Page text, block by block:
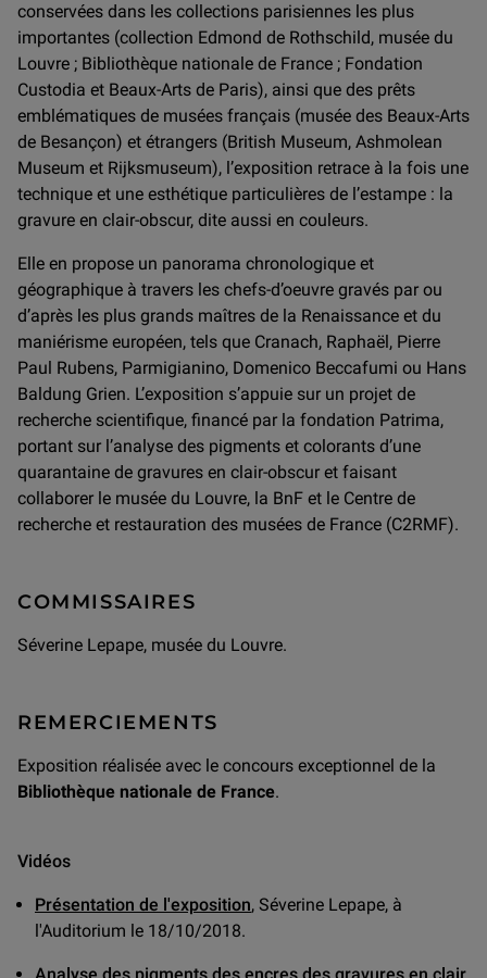
conservées dans les collections parisiennes les plus
importantes (collection Edmond de Rothschild, musée du
Louvre ; Bibliothèque nationale de France ; Fondation
Custodia et Beaux-Arts de Paris), ainsi que des prêts
emblématiques de musées français (musée des Beaux-Arts
de Besançon) et étrangers (British Museum, Ashmolean
Museum et Rijksmuseum), l’exposition retrace à la fois une
technique et une esthétique particulières de l’estampe : la
gravure en clair-obscur, dite aussi en couleurs.
Elle en propose un panorama chronologique et
géographique à travers les chefs-d’oeuvre gravés par ou
d’après les plus grands maîtres de la Renaissance et du
maniérisme européen, tels que Cranach, Raphaël, Pierre
Paul Rubens, Parmigianino, Domenico Beccafumi ou Hans
Baldung Grien. L’exposition s’appuie sur un projet de
recherche scientifique, financé par la fondation Patrima,
portant sur l’analyse des pigments et colorants d’une
quarantaine de gravures en clair-obscur et faisant
collaborer le musée du Louvre, la BnF et le Centre de
recherche et restauration des musées de France (C2RMF).
COMMISSAIRES
Séverine Lepape, musée du Louvre.
REMERCIEMENTS
Exposition réalisée avec le concours exceptionnel de la
Bibliothèque nationale de France.
Vidéos
Présentation de l'exposition, Séverine Lepape, à
l'Auditorium le 18/10/2018.